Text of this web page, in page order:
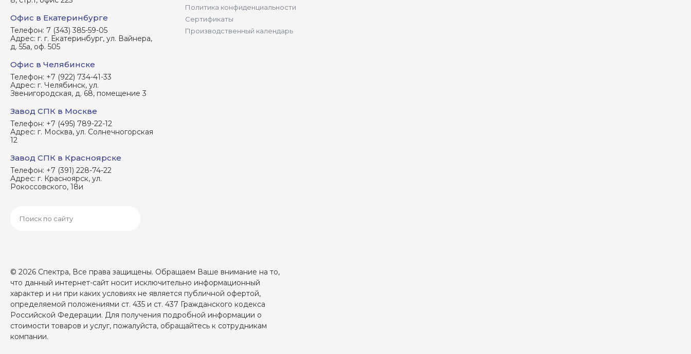
Офис в Екатеринбурге
Телефон: 7 (343) 385-59-05
Адрес: г. г. Екатеринбург, ул. Вайнера,
д. 55а, оф. 505
Офис в Челябинске
Телефон: +7 (922) 734-41-33
Адрес: г. Челябинск, ул.
Звенигородская, д. 68, помещение 3
Завод СПК в Москве
Телефон: +7 (495) 789-22-12
Адрес: г. Москва, ул. Солнечногорская
12
Завод СПК в Красноярске
Телефон: +7 (391) 228-74-22
Адрес: г. Красноярск, ул.
Рокоссовского, 18и
Политика конфиденциальности
Сертификаты
Производственный календарь
© 2026 Спектра, Все права защищены. Обращаем Ваше внимание на то,
что данный интернет-сайт носит исключительно информационный
характер и ни при каких условиях не является публичной офертой,
определяемой положениями ст. 435 и ст. 437 Гражданского кодекса
Российской Федерации. Для получения подробной информации о
стоимости товаров и услуг, пожалуйста, обращайтесь к сотрудникам
компании.